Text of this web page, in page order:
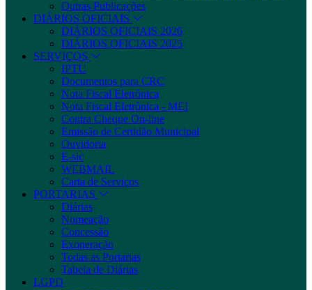
Outras Publicações
DIÁRIOS OFICIAIS
DIÁRIOS OFICIAIS 2026
DIÁRIOS OFICIAIS 2025
SERVIÇOS
IPTU
Documentos para CRC
Nota Fiscal Eletrônica
Nota Fiscal Eletrônica - MEI
Contra Cheque On-line
Emissão de Certidão Municipal
Ouvidoria
E-sic
WEBMAIL
Carta de Serviços
PORTARIAS
Diárias
Nomeação
Concessão
Exoneração
Todas as Portarias
Tabela de Diárias
LGPD